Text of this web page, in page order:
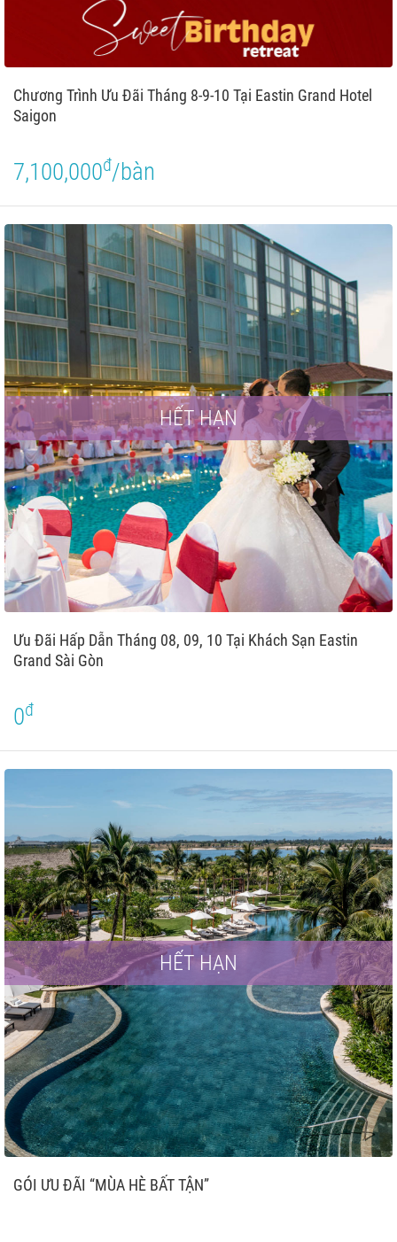
Chương Trình Ưu Đãi Tháng 8-9-10 Tại Eastin Grand Hotel
Saigon
7,100,000đ/bàn
HẾT HẠN
Ưu Đãi Hấp Dẫn Tháng 08, 09, 10 Tại Khách Sạn Eastin
Grand Sài Gòn
0đ
HẾT HẠN
GÓI ƯU ĐÃI “MÙA HÈ BẤT TẬN”